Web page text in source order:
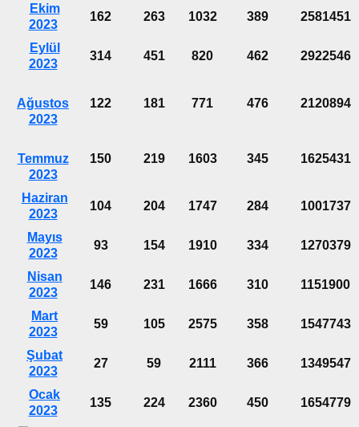
Ekim
2023
162 263 1032 389 2581451
Eylül
2023
314 451 820 462 2922546
Ağustos
2023
122 181 771 476 2120894
Temmuz
2023
150 219 1603 345 1625431
Haziran
2023
104 204 1747 284 1001737
Mayıs
2023
93 154 1910 334 1270379
Nisan
2023
146 231 1666 310 1151900
Mart
2023
59 105 2575 358 1547743
Şubat
2023
27 59 2111 366 1349547
Ocak
2023
135 224 2360 450 1654779